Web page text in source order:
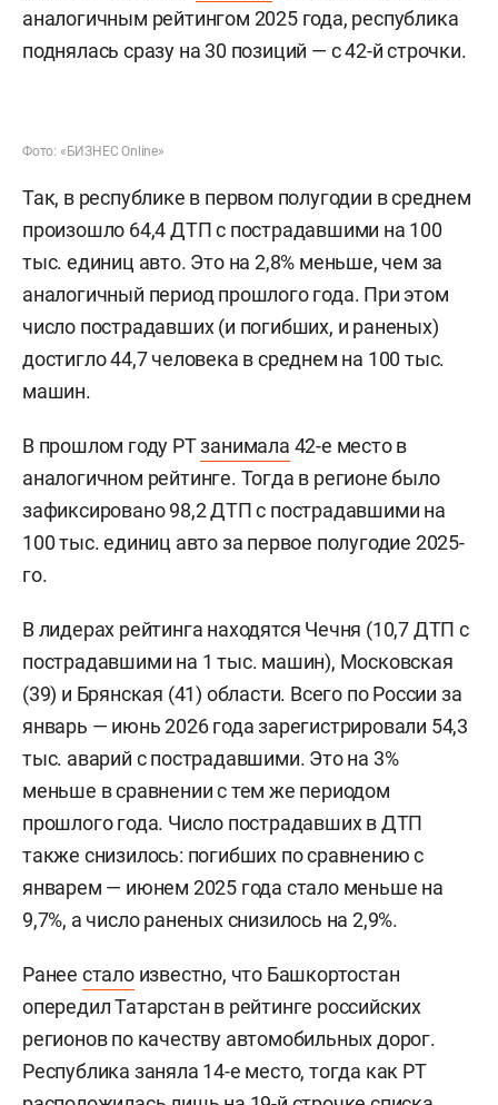
аналогичным рейтингом 2025 года, республика
поднялась сразу на 30 позиций — с 42-й строчки.
Фото: «БИЗНЕС Online»
Так, в республике в первом полугодии в среднем
произошло 64,4 ДТП с пострадавшими на 100
тыс. единиц авто. Это на 2,8% меньше, чем за
аналогичный период прошлого года. При этом
число пострадавших (и погибших, и раненых)
достигло 44,7 человека в среднем на 100 тыс.
машин.
В прошлом году РТзанимала 42-е место в
аналогичном рейтинге. Тогда в регионе было
зафиксировано 98,2 ДТП с пострадавшими на
100 тыс. единиц авто за первое полугодие 2025-
го.
В лидерах рейтинга находятся Чечня (10,7 ДТП с
пострадавшими на 1 тыс. машин), Московская
(39) и Брянская (41) области. Всего по России за
январь — июнь 2026 года зарегистрировали 54,3
тыс. аварий с пострадавшими. Это на 3%
меньше в сравнении с тем же периодом
прошлого года. Число пострадавших в ДТП
также снизилось: погибших по сравнению с
январем — июнем 2025 года стало меньше на
9,7%, а число раненых снизилось на 2,9%.
Ранее сталоизвестно, что Башкортостан
опередил Татарстан в рейтинге российских
регионов по качеству автомобильных дорог.
Республика заняла 14-е место, тогда как РТ